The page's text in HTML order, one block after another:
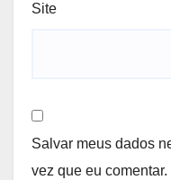
Site
Salvar meus dados
vez que eu comentar.